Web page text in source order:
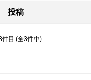
投稿
件目 (全3件中)